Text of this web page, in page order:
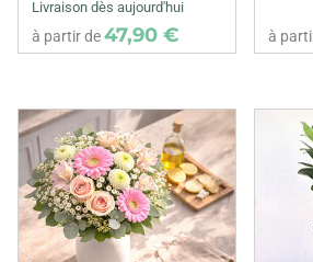
Livraison dès aujourd'hui
à partir de47,90 € à